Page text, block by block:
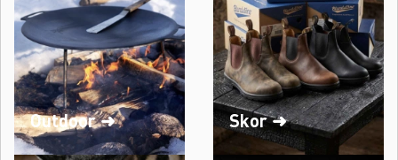
Outdoor ➜ Skor ➜